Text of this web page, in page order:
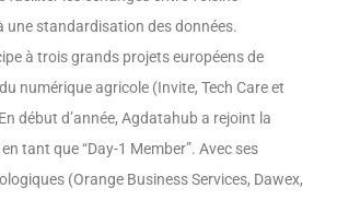
une standardisation des données.
à trois grands projets européens de
numérique agricole (Invite, Tech Care et
début d’année, Agdatahub a rejoint la
tant que “Day-1 Member”. Avec ses
(Orange Business Services, Dawex,